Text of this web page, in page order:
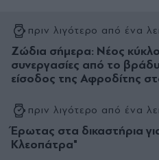
πριν λιγότερο από ένα
Ζώδια σήμερα: Νέος
συνεργασίες από το
είσοδος της Αφροδίτης
πριν λιγότερο από ένα
Έρωτας στα δικαστήρια
Κλεοπάτρα"